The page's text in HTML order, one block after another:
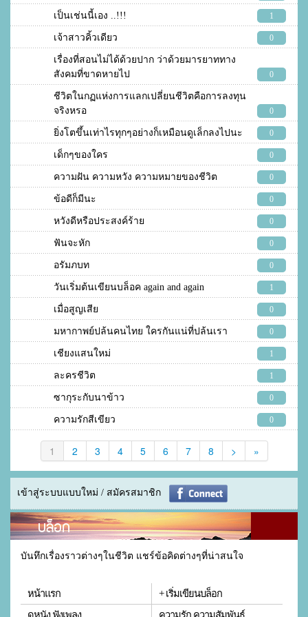
เป็นเช่นนี้เอง ..!!! 1
เจ้าสาวคิ้วเดียว 0
เรื่องที่สอนไม่ได้ด้วยปาก ว่าด้วยมารยาททาง
สังคมที่ขาดหายไป
0
ชีวิตในกฏแห่งการแลกเปลี่ยนชีวิตคือการลงทุน
จริงหรอ
0
ยิ่งโตขึ้นเท่าไรทุกๆอย่างก็เหมือนดูเล็กลงไปนะ 0
เด็กๆของใคร 0
ความฝัน ความหวัง ความหมายของชีวิต 0
ข้อดีก็มีนะ 0
หวังดีหรือประสงค์ร้าย 0
ฟันจะหัก 0
อรัมภบท 0
วันเริ่มต้นเขียนบล็อค again and again 1
เมื่อสูญเสีย 0
มหากาพย์ปล้นคนไทย ใครกันแน่ที่ปล้นเรา 0
เชียงแสนใหม่ 1
ละครชีวิต 1
ซากุระกับนาข้าว 0
ความรักสีเขียว 0
1 2 3 4 5 6 7 8 > »
เข้าสู่ระบบแบบใหม่ / สมัครสมาชิก
บล็อก
บันทึกเรื่องราวต่างๆในชีวิต แชร์ข้อคิดต่างๆที่น่าสนใจ
หน้าแรก
+ เริ่มเขียนบล็อก